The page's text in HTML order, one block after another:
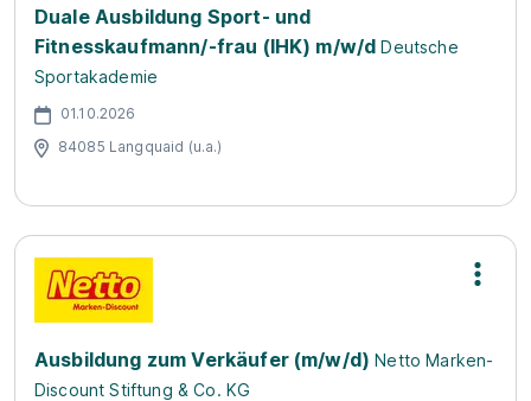
Duale Ausbildung Sport- und
Fitnesskaufmann/-frau (IHK) m/w/d Deutsche
Sportakademie
01.10.2026
84085 Langquaid (u.a.)
Ausbildung zum Verkäufer (m/w/d) Netto Marken-
Discount Stiftung & Co. KG